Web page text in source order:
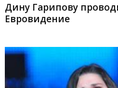
Дину Гарипову
Евровидение